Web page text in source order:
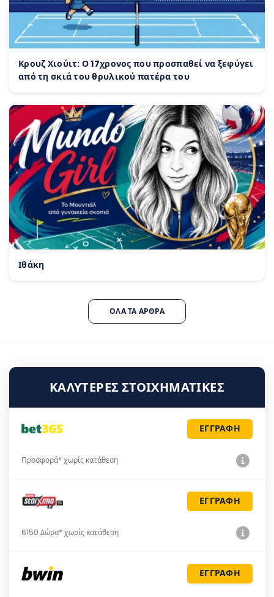
Κρουζ Χιούιτ: Ο 17χρονος που προσπαθεί να ξεφύγει
από τη σκιά του θρυλικού πατέρα του
Ιθάκη
ΌΛΑ ΤΑ ΆΡΘΡΑ
ΚΑΛΎΤΕΡΕΣ ΣΤΟΙΧΗΜΑΤΙΚΈΣ
ΕΓΓΡΑΦΗ
Προσφορά* χωρίς κατάθεση
ΕΓΓΡΑΦΗ
6150 Δώρα* χωρίς κατάθεση
ΕΓΓΡΑΦΗ